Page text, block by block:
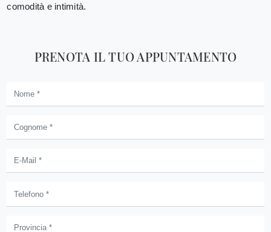
comodità e intimità.
PRENOTA IL TUO APPUNTAMENTO